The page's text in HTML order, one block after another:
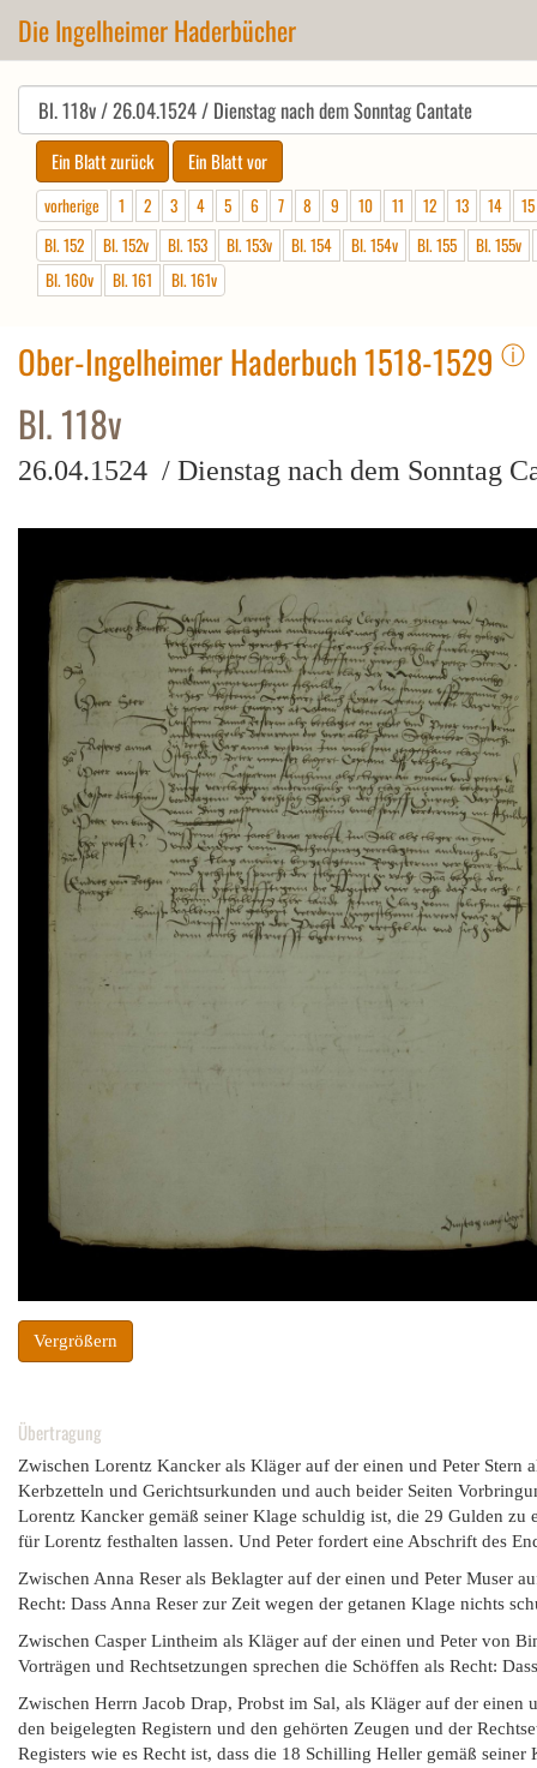
Die Ingelheimer Haderbücher
vorherige 1 2 3 4 5 6 7 8 9 10 11 12 13 14
15
Bl. 152
Bl. 152v Bl. 153 Bl. 153v Bl. 154 Bl. 154v Bl. 155
Bl. 155v
Bl. 160v
Bl. 161 Bl. 161v
Ober-Ingelheimer Haderbuch 1518-1529 ⓘ
Bl. 118v
26.04.1524 / Dienstag nach dem Sonntag
Vergrößern
Übertragung
Zwischen Lorentz Kancker als Kläger auf der einen und Peter
Kerbzetteln und Gerichtsurkunden und auch beider Seiten
Lorentz Kancker gemäß seiner Klage schuldig ist, die 29 Gulden
für Lorentz festhalten lassen. Und Peter fordert eine Abschrift des
Zwischen Anna Reser als Beklagter auf der einen und Peter Muser
Recht: Dass Anna Reser zur Zeit wegen der getanen Klage nichts
Zwischen Casper Lintheim als Kläger auf der einen und Peter von
Vorträgen und Rechtsetzungen sprechen die Schöffen als Recht:
Zwischen Herrn Jacob Drap, Probst im Sal, als Kläger auf der
den beigelegten Registern und den gehörten Zeugen und der
Registers wie es Recht ist, dass die 18 Schilling Heller gemäß